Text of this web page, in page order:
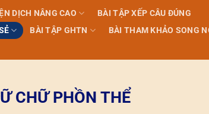
DỊCH NÂNG CAO
BÀI TẬP XẾP CÂU ĐÚNG
BÀI TẬP GHTN
BÀI THAM KHẢO SONG
CHỮ PHỒN THỂ